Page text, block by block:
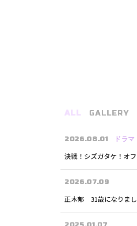
ALL GALLERY
2026.08.01 ドラマ
決戦！シズガタケ！オ
2026.07.09
正木郁 31歳になりまし